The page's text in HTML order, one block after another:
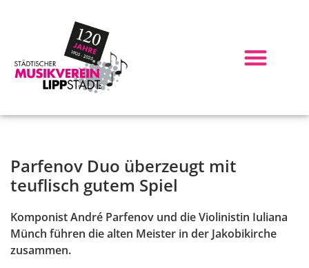
Parfenov Duo überzeugt mit
teuflisch gutem Spiel
Komponist André Parfenov und die Violinistin Iuliana
Münch führen die alten Meister in der Jakobikirche
zusammen.